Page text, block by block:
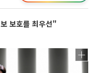
보호를 최우선"